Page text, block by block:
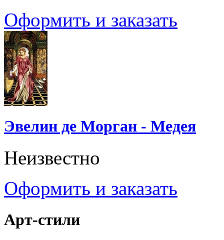
Оформить и заказать
Эвелин де Морган - Медея
Неизвестно
Оформить и заказать
Арт-стили